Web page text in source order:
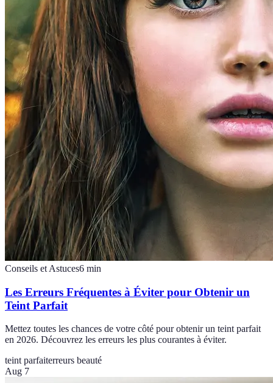
Conseils et Astuces6 min
Les Erreurs Fréquentes à Éviter pour Obtenir un
Teint Parfait
Mettez toutes les chances de votre côté pour obtenir un teint parfait
en 2026. Découvrez les erreurs les plus courantes à éviter.
teint parfaiterreurs beauté
Aug 7